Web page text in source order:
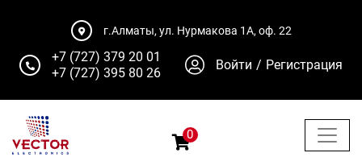
г.Алматы, ул. Нурмакова 1А, оф. 22
+7 (727) 379 20 01
+7 (727) 395 80 26
Войти / Регистрация
0